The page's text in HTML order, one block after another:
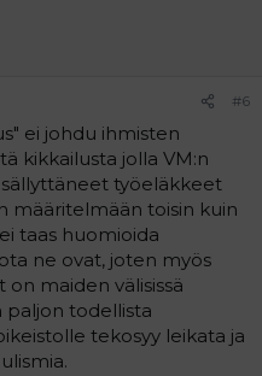
#6
ei johdu ihmisten
kikkailusta jolla VM:n
työeläkkeet
määritelmään toisin kuin
taas huomioida
ne ovat, joten myös
maiden välisissä
paljon todellista
tekosyy leikata ja